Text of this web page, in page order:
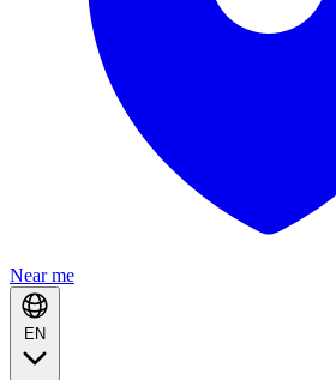
Near me
EN